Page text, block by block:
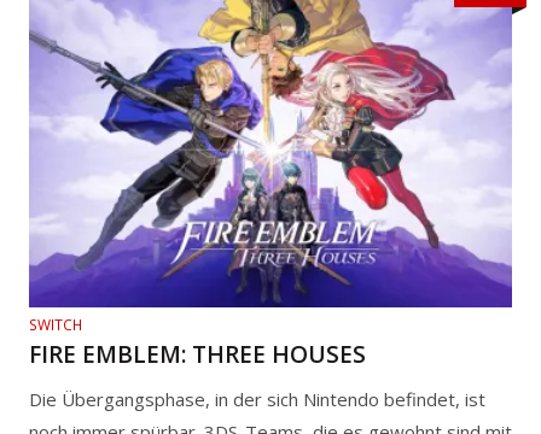
SWITCH
FIRE EMBLEM: THREE HOUSES
Die Übergangsphase, in der sich Nintendo befindet, ist